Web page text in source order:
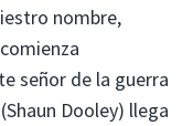
nombre,
señor de la guerra
Dooley) llega